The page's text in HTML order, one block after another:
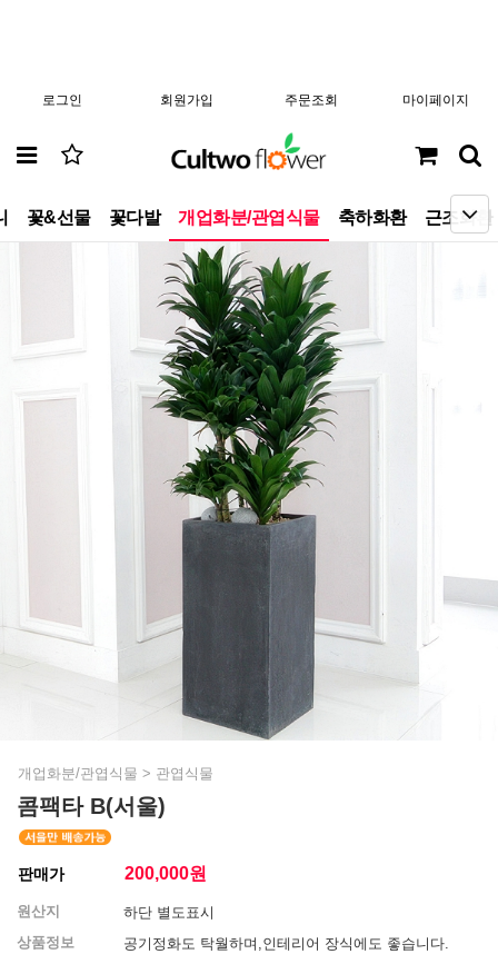
로그인 회원가입 주문조회 마이페이지
꽃&선물 꽃다발 개업화분/관엽식물 축하화환 근조화환
개업화분/관엽식물 > 관엽식물
콤팩타 B(서울)
판매가 200,000원
원산지
하단 별도표시
상품정보
공기정화도 탁월하며,인테리어 장식에도 좋습니다.